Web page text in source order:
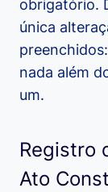
obrigatório.
única
nada além
um.
Registro
Ato